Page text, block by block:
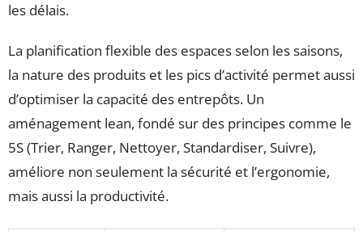
les délais.
La planification flexible des espaces selon les saisons,
la nature des produits et les pics d’activité permet aussi
d’optimiser la capacité des entrepôts. Un
aménagement lean, fondé sur des principes comme le
5S (Trier, Ranger, Nettoyer, Standardiser, Suivre),
améliore non seulement la sécurité et l’ergonomie,
mais aussi la productivité.